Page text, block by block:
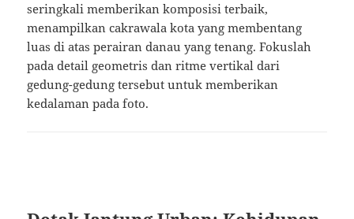
seringkali memberikan komposisi terbaik,
menampilkan cakrawala kota yang membentang
luas di atas perairan danau yang tenang. Fokuslah
pada detail geometris dan ritme vertikal dari
gedung-gedung tersebut untuk memberikan
kedalaman pada foto.